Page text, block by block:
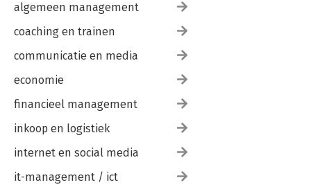
algemeen management
coaching en trainen
communicatie en media
economie
financieel management
inkoop en logistiek
internet en social media
it-management / ict